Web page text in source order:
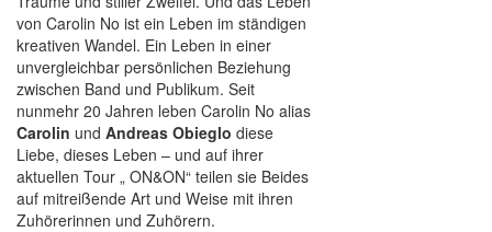
von Carolin No ist ein Leben im ständigen
kreativen Wandel. Ein Leben in einer
unvergleichbar persönlichen Beziehung
zwischen Band und Publikum. Seit
nunmehr 20 Jahren leben Carolin No alias
Carolin und Andreas Obieglo diese
Liebe, dieses Leben – und auf ihrer
aktuellen Tour „ ON&ON“ teilen sie Beides
auf mitreißende Art und Weise mit ihren
Zuhörerinnen und Zuhörern.